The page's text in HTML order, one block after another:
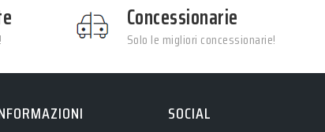
Concessionarie
Solo le migliori concessionarie!
SOCIAL